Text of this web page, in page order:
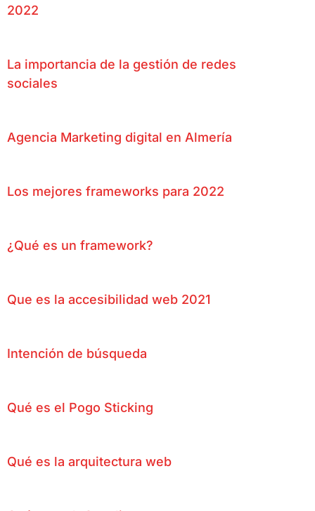
2022
La importancia de la gestión de redes
sociales
Agencia Marketing digital en Almería
Los mejores frameworks para 2022
¿Qué es un framework?
Que es la accesibilidad web 2021
Intención de búsqueda
Qué es el Pogo Sticking
Qué es la arquitectura web